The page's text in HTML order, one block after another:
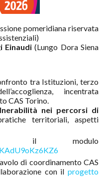
pomeridiana riservata
Einaudi(Lungo Dora Siena
tra Istituzioni, terzo
incentrata
CAS Torino.
nei percorsi di
territoriali, aspetti
il modulo
di coordinamento CAS
con il progetto